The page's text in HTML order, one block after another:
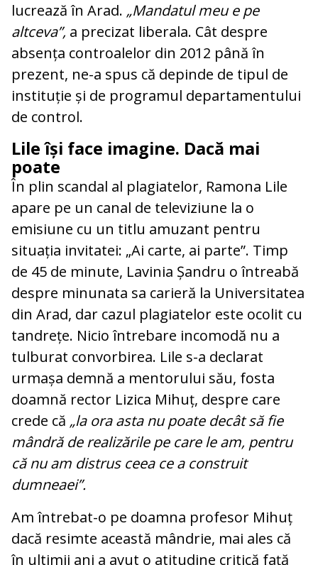
lucrează în Arad. „Mandatul meu e pe
altceva”, a precizat liberala. Cât despre
absența controalelor din 2012 până în
prezent, ne-a spus că depinde de tipul de
instituție și de programul departamentului
de control.
Lile își face imagine. Dacă mai
poate
În plin scandal al plagiatelor, Ramona Lile
apare pe un canal de televiziune la o
emisiune cu un titlu amuzant pentru
situația invitatei: „Ai carte, ai parte”. Timp
de 45 de minute, Lavinia Șandru o întreabă
despre minunata sa carieră la Universitatea
din Arad, dar cazul plagiatelor este ocolit cu
tandrețe. Nicio întrebare incomodă nu a
tulburat convorbirea. Lile s-a declarat
urmașa demnă a mentorului său, fosta
doamnă rector Lizica Mihuț, despre care
crede că „la ora asta nu poate decât să fie
mândră de realizările pe care le am, pentru
că nu am distrus ceea ce a construit
dumneaei”.
Am întrebat-o pe doamna profesor Mihuț
dacă resimte această mândrie, mai ales că
în ultimii ani a avut o atitudine critică față